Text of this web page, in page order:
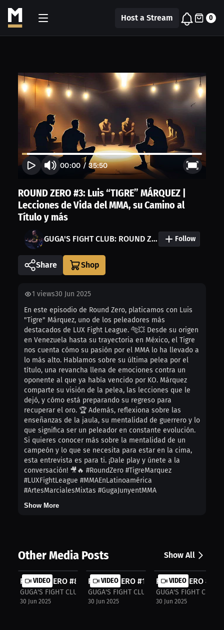
Host a Stream 0
00:00 /35:50
ROUND ZERO #3: Luis “TIGRE” MÁRQUEZ |
Lecciones de Vida del MMA, su Camino al
Título y más
GUGA'S FIGHT CLUB: ROUND ZERO Follow
Share
1 views30 Jun 2025
En este episodio de Round Zero, platicamos con Luis
"Tigre" Márquez, uno de los peleadores más
destacados de LUX Fight League. 🐅💥 Desde su origen
en Venezuela hasta su trayectoria en México, el Tigre
nos cuenta cómo su pasión por el MMA lo ha llevado a
lo más alto. Hablamos sobre su última pelea por el
título, una revancha llena de emociones contra un
oponente al que ya había vencido por KO. Márquez
comparte su visión de la pelea, las lecciones que le
dejó, y cómo está preparando su regreso para
recuperar el oro. 🏆 Además, reflexiona sobre las
enseñanzas de la jaula, su mentalidad de guerrero y lo
que significa ser un peleador en constante evolución.
Si quieres conocer más sobre la mentalidad de un
campeón y lo que se necesita para estar en la cima,
esta entrevista es para ti. ¡Dale play y únete a la
conversación! 🎥🔥 #RoundZero #TigreMarquez
#LUXFightLeague #MMAEnLatinoamérica
#ArtesMarcialesMixtas #GugaJunyentMMA
Show More
Other Media Posts Show All
VIDEO
ROUND ZERO #8: RAÚL ZARAGOZA | Comi...
GUGA'S FIGHT CLUB: ROUND ZERO
30 Jun 2025
VIDEO
ROUND ZERO #14: JUAN "PEGAJOSO"
GUGA'S FIGHT CLUB: ROUND ZERO
30 Jun 2025
VIDEO
ROUND ZERO #13:
GUGA'S FIGHT CLUB:
30 Jun 2025